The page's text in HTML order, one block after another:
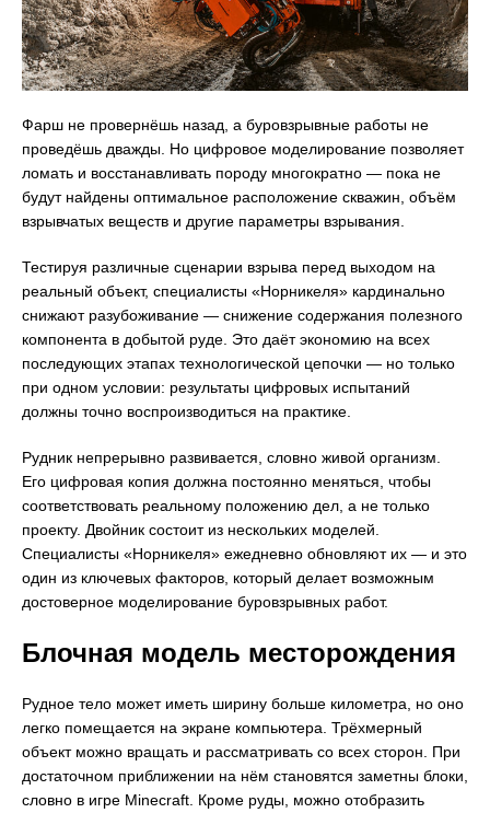
Фарш не провернёшь назад, а буровзрывные работы не
проведёшь дважды. Но цифровое моделирование позволяет
ломать и восстанавливать породу многократно — пока не
будут найдены оптимальное расположение скважин, объём
взрывчатых веществ и другие параметры взрывания.
Тестируя различные сценарии взрыва перед выходом на
реальный объект, специалисты «Норникеля» кардинально
снижают разубоживание — снижение содержания полезного
компонента в добытой руде. Это даёт экономию на всех
последующих этапах технологической цепочки — но только
при одном условии: результаты цифровых испытаний
должны точно воспроизводиться на практике.
Рудник непрерывно развивается, словно живой организм.
Его цифровая копия должна постоянно меняться, чтобы
соответствовать реальному положению дел, а не только
проекту. Двойник состоит из нескольких моделей.
Специалисты «Норникеля» ежедневно обновляют их — и это
один из ключевых факторов, который делает возможным
достоверное моделирование буровзрывных работ.
Блочная модель месторождения
Рудное тело может иметь ширину больше километра, но оно
легко помещается на экране компьютера. Трёхмерный
объект можно вращать и рассматривать со всех сторон. При
достаточном приближении на нём становятся заметны блоки,
словно в игре Minecraft. Кроме руды, можно отобразить